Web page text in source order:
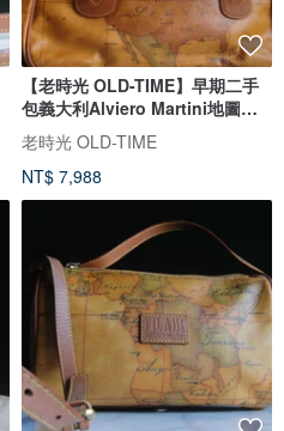
【老時光 OLD-TIME】早期二手
包義大利Alviero Martini地圖肩
背包
老時光 OLD-TIME
NT$ 7,988